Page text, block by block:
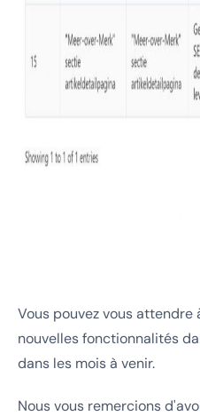
Vous pouvez vous attendre
nouvelles fonctionnalités
dans les mois à venir.
Nous vous remercions